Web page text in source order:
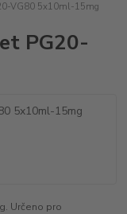
VG80 5x10ml-15mg
PG20-
Určeno pro